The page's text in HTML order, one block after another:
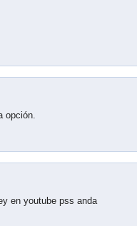
opción.
en youtube pss anda